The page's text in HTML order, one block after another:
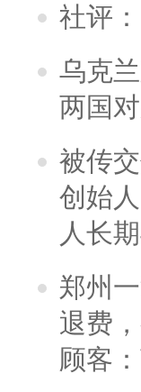
社评
乌克
两国
被传
创始
人长
郑州
退费
顾客